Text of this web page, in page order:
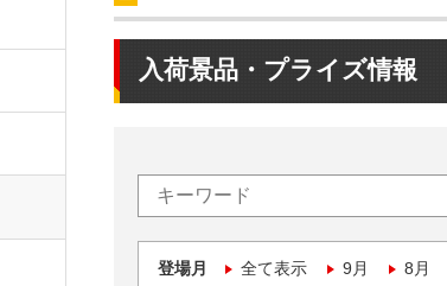
入荷景品・プライズ情報
登場月 全て表示 9月 8月